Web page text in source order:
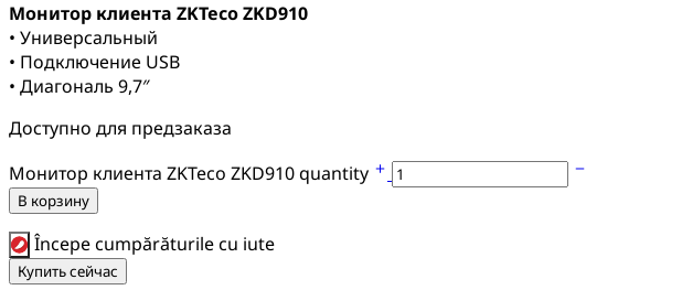
Монитор клиента ZKTeco ZKD910
• Универсальный
• Подключение USB
• Диагональ 9,7″
Доступно для предзаказа
Монитор клиента ZKTeco ZKD910 quantity
В корзину
Începe cumpărăturile cu iute
Купить сейчас